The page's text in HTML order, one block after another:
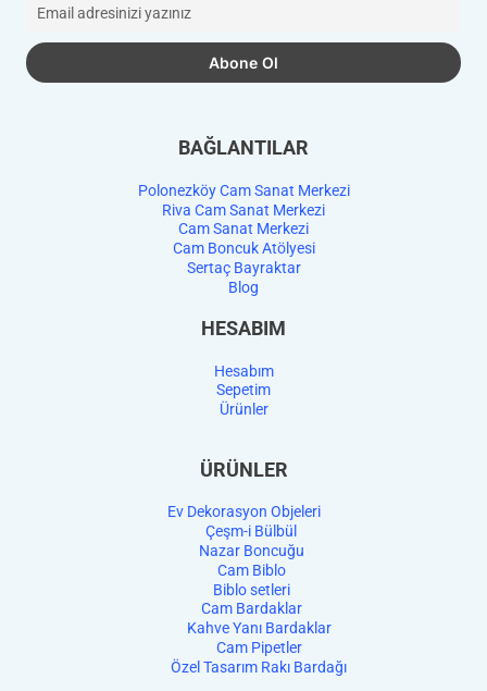
BAĞLANTILAR
Polonezköy Cam Sanat Merkezi
Riva Cam Sanat Merkezi
Cam Sanat Merkezi
Cam Boncuk Atölyesi
Sertaç Bayraktar
Blog
HESABIM
Hesabım
Sepetim
Ürünler
ÜRÜNLER
Ev Dekorasyon Objeleri
Çeşm-i Bülbül
Nazar Boncuğu
Cam Biblo
Biblo setleri
Cam Bardaklar
Kahve Yanı Bardaklar
Cam Pipetler
Özel Tasarım Rakı Bardağı